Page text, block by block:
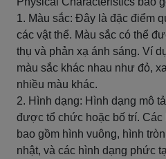
1. Màu sắc: Đây là đặc điểm
các vật thể. Màu sắc có thể
thụ và phản xạ ánh sáng. Ví
màu sắc khác nhau như đỏ,
nhiều màu khác.
2. Hình dạng: Hình dạng mô
được tổ chức hoặc bố trí.
bao gồm hình vuông, hình
nhật, và các hình dạng phức